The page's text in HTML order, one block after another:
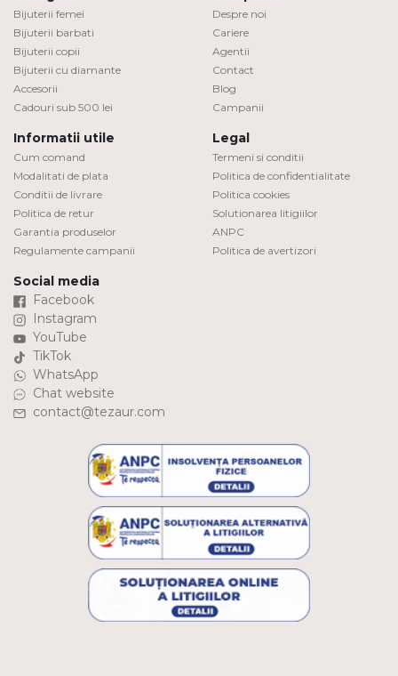
Bijuterii femei
Bijuterii barbati
Bijuterii copii
Bijuterii cu diamante
Accesorii
Cadouri sub 500 lei
Despre noi
Cariere
Agentii
Contact
Blog
Campanii
Informatii utile
Cum comand
Modalitati de plata
Conditii de livrare
Politica de retur
Garantia produselor
Regulamente campanii
Legal
Termeni si conditii
Politica de confidentialitate
Politica cookies
Solutionarea litigiilor
ANPC
Politica de avertizori
Social media
Facebook
Instagram
YouTube
TikTok
WhatsApp
Chat website
contact@tezaur.com